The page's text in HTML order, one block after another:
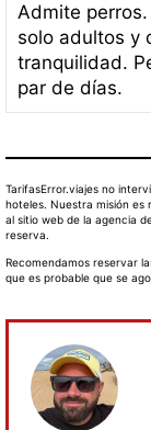
Admite
solo adultos y
tranquilidad.
par de días.
TarifasError.viajes no
hoteles. Nuestra misión es
al sitio web de la agencia
reserva.
Recomendamos reservar
que es probable que se